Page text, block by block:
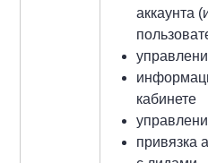
аккаунта
кабинете
привязка